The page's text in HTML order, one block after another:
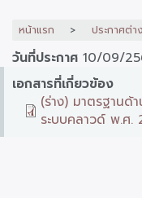
หน้าแรก ประกาศต่า
วันที่ประกาศ 10/09/
เอกสารที่เกี่ยวข้อง
(ร่าง) มาตรฐานด้
ระบบคลาวด์ พ.ศ.